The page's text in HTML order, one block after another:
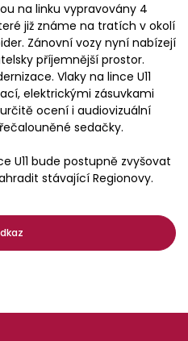
na linku vypravovány 4
již známe na tratích v okolí
Zánovní vozy nyní nabízejí
příjemnější prostor.
Vlaky na lince U11
elektrickými zásuvkami
ocení i audiovizuální
sedačky.
U11 bude postupně zvyšovat
stávající Regionovy.